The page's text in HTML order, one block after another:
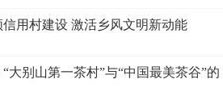
用村建设 激活乡风文明新动能
大别山第一茶村”与“中国最美茶谷”的